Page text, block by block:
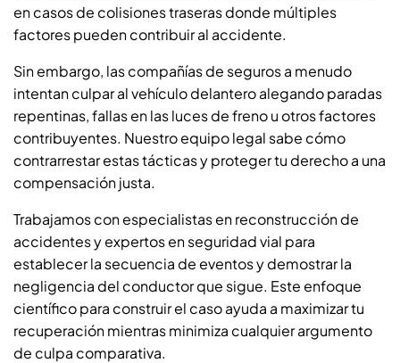
en casos de colisiones traseras donde múltiples
factores pueden contribuir al accidente.
Sin embargo, las compañías de seguros a menudo
intentan culpar al vehículo delantero alegando paradas
repentinas, fallas en las luces de freno u otros factores
contribuyentes. Nuestro equipo legal sabe cómo
contrarrestar estas tácticas y proteger tu derecho a una
compensación justa.
Trabajamos con especialistas en reconstrucción de
accidentes y expertos en seguridad vial para
establecer la secuencia de eventos y demostrar la
negligencia del conductor que sigue. Este enfoque
científico para construir el caso ayuda a maximizar tu
recuperación mientras minimiza cualquier argumento
de culpa comparativa.